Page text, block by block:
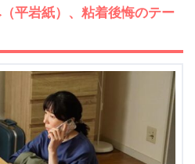
平岩紙）、粘着後悔のテー